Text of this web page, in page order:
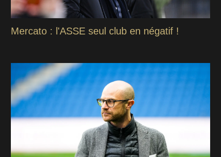
Mercato : l'ASSE seul club en négatif !